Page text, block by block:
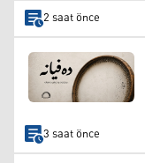
2 saat önce
3 saat önce